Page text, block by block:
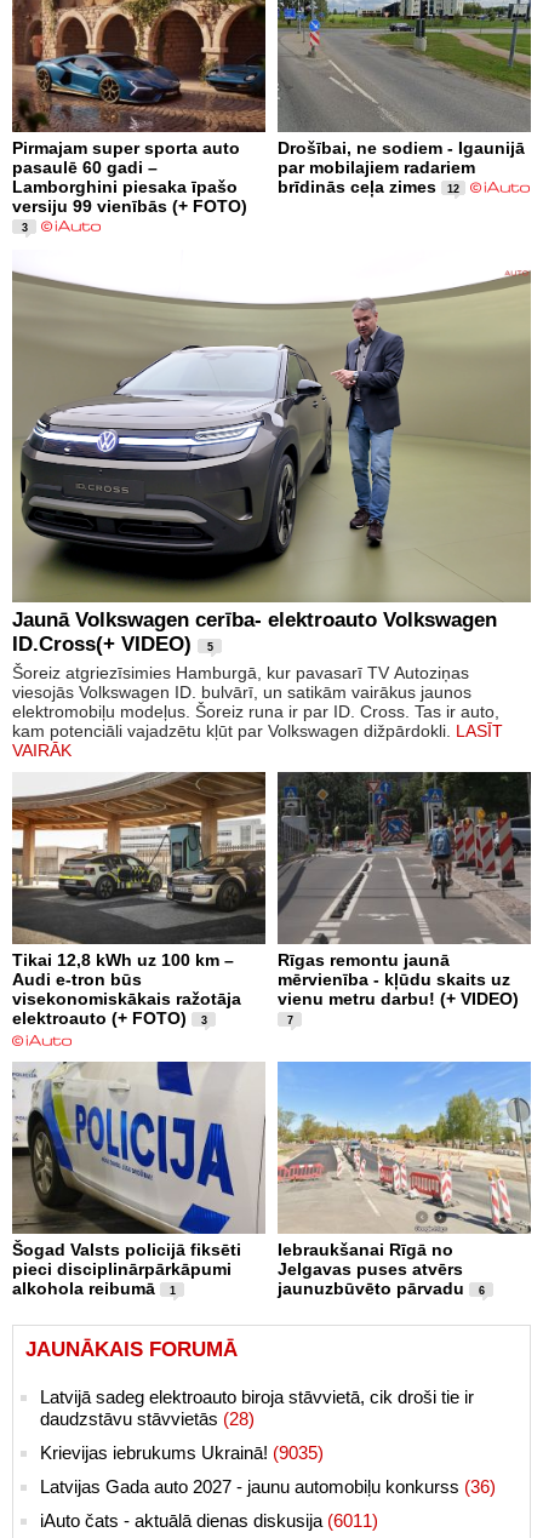
Pirmajam super sporta auto
pasaulē 60 gadi –
Lamborghini piesaka īpašo
versiju 99 vienībās (+ FOTO)
3
Drošībai, ne sodiem - Igaunijā
par mobilajiem radariem
brīdinās ceļa zimes
12
Jaunā Volkswagen cerība- elektroauto Volkswagen
ID.Cross(+ VIDEO)
5
Šoreiz atgriezīsimies Hamburgā, kur pavasarī TV Autoziņas
viesojās Volkswagen ID. bulvārī, un satikām vairākus jaunos
elektromobiļu modeļus. Šoreiz runa ir par ID. Cross. Tas ir auto,
kam potenciāli vajadzētu kļūt par Volkswagen dižpārdokli. LASĪT
VAIRĀK
Tikai 12,8 kWh uz 100 km –
Audi e-tron būs
visekonomiskākais ražotāja
elektroauto (+ FOTO)
3
Rīgas remontu jaunā
mērvienība - kļūdu skaits uz
vienu metru darbu! (+ VIDEO)
7
Šogad Valsts policijā fiksēti
pieci disciplinārpārkāpumi
alkohola reibumā
1
Iebraukšanai Rīgā no
Jelgavas puses atvērs
jaunuzbūvēto pārvadu
6
JAUNĀKAIS FORUMĀ
Latvijā sadeg elektroauto biroja stāvvietā, cik droši tie ir
daudzstāvu stāvvietās (28)
Krievijas iebrukums Ukrainā! (9035)
Latvijas Gada auto 2027 - jaunu automobiļu konkurss (36)
iAuto čats - aktuālā dienas diskusija (6011)